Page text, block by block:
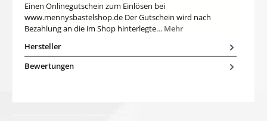
Einen Onlinegutschein zum Einlösen bei
www.mennysbastelshop.de Der Gutschein wird nach
Bezahlung an die im Shop hinterlegte… Mehr
Hersteller
Bewertungen